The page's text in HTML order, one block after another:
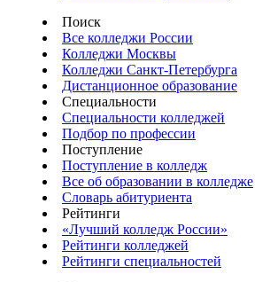
Поиск
Все колледжи России
Колледжи Москвы
Колледжи Санкт-Петербурга
Дистанционное образование
Специальности
Специальности колледжей
Подбор по профессии
Поступление
Поступление в колледж
Все об образовании в колледже
Словарь абитуриента
Рейтинги
«Лучший колледж России»
Рейтинги колледжей
Рейтинги специальностей